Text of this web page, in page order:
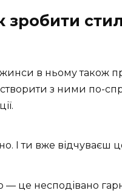
зробити
в ньому також
з ними по-
І ти вже відчуваєш
це несподівано